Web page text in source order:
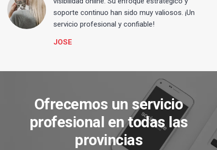
soporte continuo han sido muy valiosos. ¡Un
servicio profesional y confiable!
JOSE
Ofrecemos un servicio
profesional en todas las
provincias